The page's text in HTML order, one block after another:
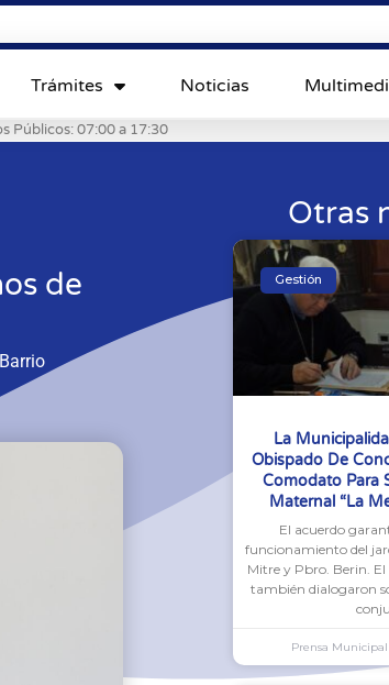
Trámites Noticias
Públicos: 07:00 a 17:30
de
Otras
Gestión
La
Obispado De
Comodato Para
Maternal “La
El acuerdo
funcionamiento del
Mitre y Pbro. Berin.
también dialogaron
Prensa Municipal